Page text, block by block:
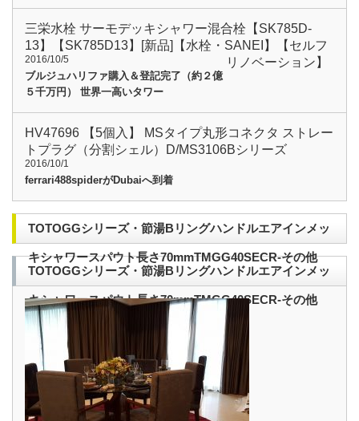
三栄水栓 サーモデッキシャワー混合栓【SK785D-
13】【SK785D13】[新品]【水栓・SANEI】【セルフ
リノベーション】
2016/10/5
ブルジュハリファ購入＆登記完了（約２億
５千万円） 世界一高いタワー
HV47696 【5個入】 MSタイプ丸形コネクタ ストレー
トプラグ（分割シェル）D/MS3106Bシリーズ
2016/10/1
ferrari488spiderがDubaiへ到着
TOTOGGシリーズ・節湯Bリングハンドルエアインメッ
キシャワースパウト長さ70mmTMGG40SECR-その他
TOTOGGシリーズ・節湯Bリングハンドルエアインメッ
キシャワースパウト長さ70mmTMGG40SECR-その他